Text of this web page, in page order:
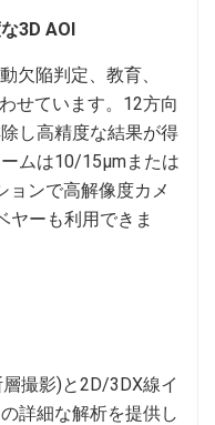
3D AOI
欠陥判定、教育、
せています。12方向
し高精度な結果が得
ムは10/15μmまたは
ョンで高解像度カメ
ヤーも利用できま
撮影)と2D/3DX線イ
詳細な解析を提供し